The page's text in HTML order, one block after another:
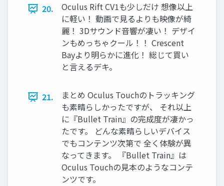
20.
Oculus Rift CV1も少しだけ 想像以上
に軽い！ 動画で見るよりも映像が綺
麗！ 3Dサウンド音響が凄い！ デザイ
ンもめっちゃクール！！ Crescent
Bayより明らかに進化！ 総じて買い
と言えるデキ。
21.
まとめ Oculus Touchのトラッキング
も素晴らしかったですが、 それ以上
に『Bullet Train』の完成度が凄かっ
たです。 どんな素晴らしいデバイス
でもコンテンツ次第で 全く体験が異
なってきます。 『Bullet Train』は
Oculus Touchの見本のようなコンテ
ンツです。